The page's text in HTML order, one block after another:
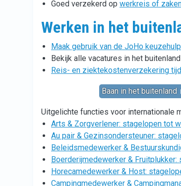
Goed verzekerd op werkreis of
Werken in het
Maak gebruik van de JoHo
Bekijk alle vacatures in het
Reis- en ziektekostenverzekering
Baan in het buitenland
Uitgelichte functies voor internationale
Arts & Zorgverlener: stagelopen tot
Au pair & Gezinsondersteuner:
Beleidsmedewerker &
Boerderijmedewerker &
Horecamedewerker & Host:
Campingmedewerker &